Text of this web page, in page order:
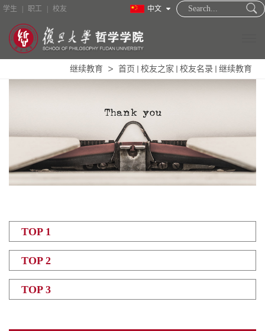
中文
学生 职工 校友
继续教育 首页 校友之家 校友名录 继续教育
TOP 1
TOP 2
TOP 3